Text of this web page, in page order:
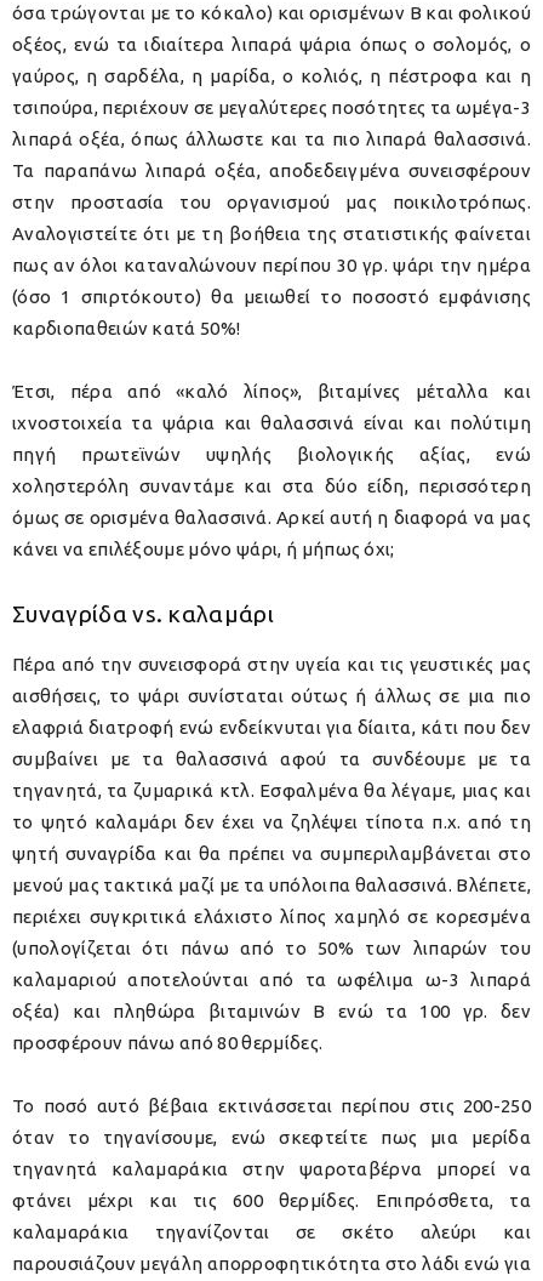
όσα τρώγονται με το κόκαλο) και ορισμένων Β και φολικού
οξέος, ενώ τα ιδιαίτερα λιπαρά ψάρια όπως ο σολομός, ο
γαύρος, η σαρδέλα, η μαρίδα, ο κολιός, η πέστροφα και η
τσιπούρα, περιέχουν σε μεγαλύτερες ποσότητες τα ωμέγα-3
λιπαρά οξέα, όπως άλλωστε και τα πιο λιπαρά θαλασσινά.
Τα παραπάνω λιπαρά οξέα, αποδεδειγμένα συνεισφέρουν
στην προστασία του οργανισμού μας ποικιλοτρόπως.
Αναλογιστείτε ότι με τη βοήθεια της στατιστικής φαίνεται
πως αν όλοι καταναλώνουν περίπου 30 γρ. ψάρι την ημέρα
(όσο 1 σπιρτόκουτο) θα μειωθεί το ποσοστό εμφάνισης
καρδιοπαθειών κατά 50%!
Έτσι, πέρα από «καλό λίπος», βιταμίνες μέταλλα και
ιχνοστοιχεία τα ψάρια και θαλασσινά είναι και πολύτιμη
πηγή πρωτεϊνών υψηλής βιολογικής αξίας, ενώ
χοληστερόλη συναντάμε και στα δύο είδη, περισσότερη
όμως σε ορισμένα θαλασσινά. Αρκεί αυτή η διαφορά να μας
κάνει να επιλέξουμε μόνο ψάρι, ή μήπως όχι;
Συναγρίδα vs. καλαμάρι
Πέρα από την συνεισφορά στην υγεία και τις γευστικές μας
αισθήσεις, το ψάρι συνίσταται ούτως ή άλλως σε μια πιο
ελαφριά διατροφή ενώ ενδείκνυται για δίαιτα, κάτι που δεν
συμβαίνει με τα θαλασσινά αφού τα συνδέουμε με τα
τηγανητά, τα ζυμαρικά κτλ. Εσφαλμένα θα λέγαμε, μιας και
το ψητό καλαμάρι δεν έχει να ζηλέψει τίποτα π.χ. από τη
ψητή συναγρίδα και θα πρέπει να συμπεριλαμβάνεται στο
μενού μας τακτικά μαζί με τα υπόλοιπα θαλασσινά. Βλέπετε,
περιέχει συγκριτικά ελάχιστο λίπος χαμηλό σε κορεσμένα
(υπολογίζεται ότι πάνω από το 50% των λιπαρών του
καλαμαριού αποτελούνται από τα ωφέλιμα ω-3 λιπαρά
οξέα) και πληθώρα βιταμινών Β ενώ τα 100 γρ. δεν
προσφέρουν πάνω από 80 θερμίδες.
Το ποσό αυτό βέβαια εκτινάσσεται περίπου στις 200-250
όταν το τηγανίσουμε, ενώ σκεφτείτε πως μια μερίδα
τηγανητά καλαμαράκια στην ψαροταβέρνα μπορεί να
φτάνει μέχρι και τις 600 θερμίδες. Επιπρόσθετα, τα
καλαμαράκια τηγανίζονται σε σκέτο αλεύρι και
παρουσιάζουν μεγάλη απορροφητικότητα στο λάδι ενώ για